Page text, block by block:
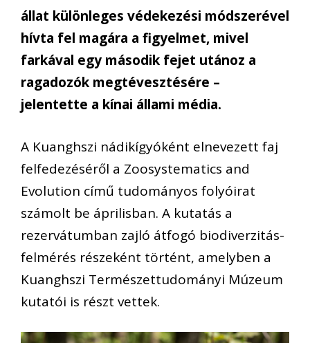
állat különleges védekezési módszerével
hívta fel magára a figyelmet, mivel
farkával egy második fejet utánoz a
ragadozók megtévesztésére –
jelentette a kínai állami média.
A Kuanghszi nádikígyóként elnevezett faj
felfedezéséről a Zoosystematics and
Evolution című tudományos folyóirat
számolt be áprilisban. A kutatás a
rezervátumban zajló átfogó biodiverzitás-
felmérés részeként történt, amelyben a
Kuanghszi Természettudományi Múzeum
kutatói is részt vettek.